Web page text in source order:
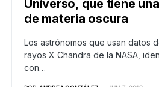
Universo, que tiene
de materia oscura
Los astrónomos que usan datos
rayos X Chandra de la NASA,
con…